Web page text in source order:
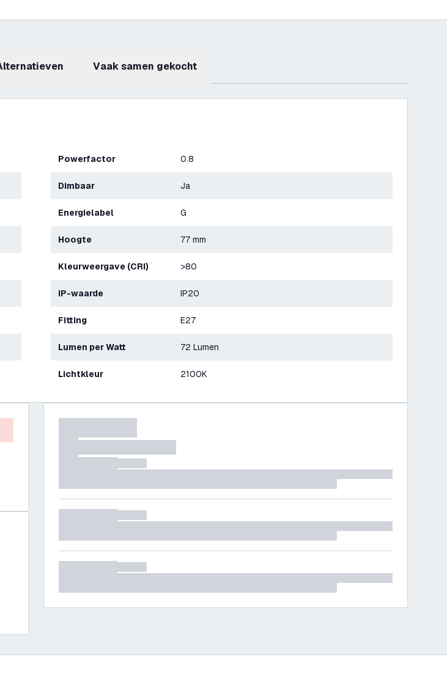
Alternatieven Vaak samen gekocht
Powerfactor 0.8
Dimbaar Ja
Energielabel G
Hoogte 77 mm
Kleurweergave (CRI) >80
IP-waarde IP20
Fitting E27
Lumen per Watt 72 Lumen
Lichtkleur 2100K